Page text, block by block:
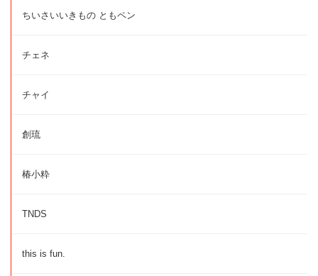
ちいさいいきもの ともペン
チェネ
チャイ
創琉
椿小粋
TNDS
this is fun.